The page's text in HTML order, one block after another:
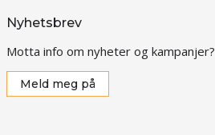
Nyhetsbrev
Motta info om nyheter og kampanjer?
Meld meg på